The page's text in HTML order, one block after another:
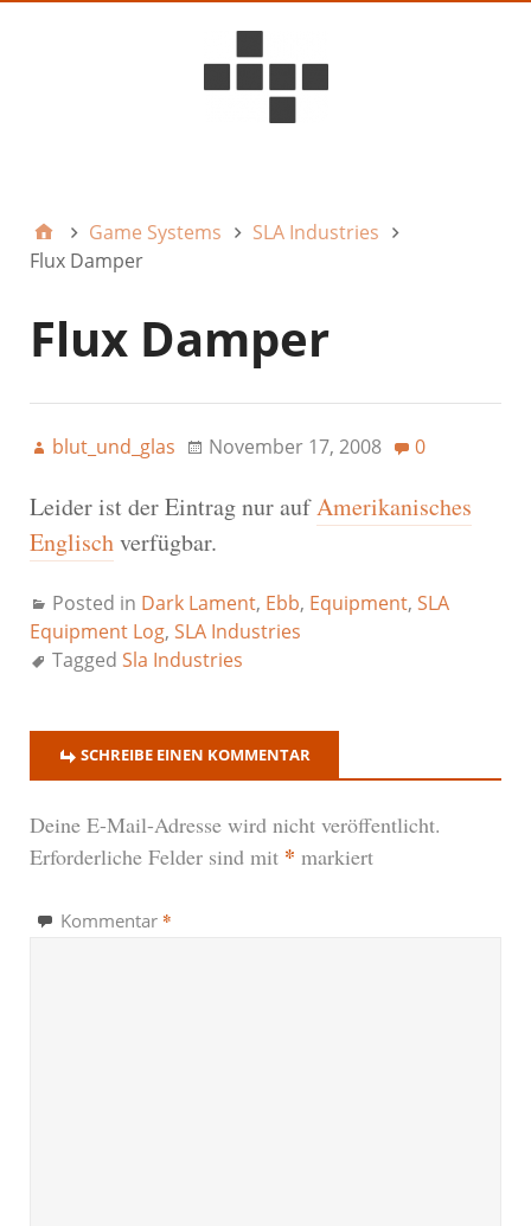
Game Systems
SLA Industries
Flux Damper
Flux Damper
blut_und_glas November 17, 2008 0
Leider ist der Eintrag nur aufAmerikanisches
Englischverfügbar.
Posted in Dark Lament, Ebb, Equipment, SLA
Equipment Log, SLA Industries
Tagged Sla Industries
SCHREIBE EINEN KOMMENTAR
Deine E-Mail-Adresse wird nicht veröffentlicht.
Erforderliche Felder sind mit * markiert
Kommentar *